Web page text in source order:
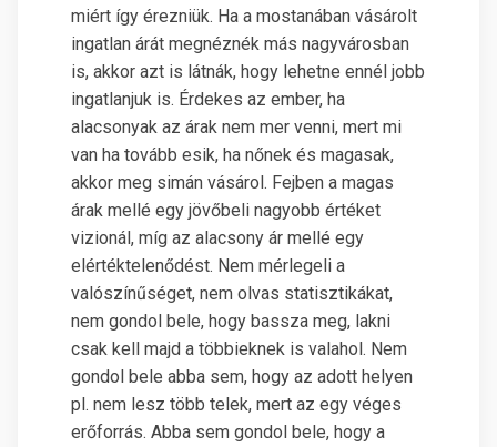
miért így érezniük. Ha a mostanában vásárolt
ingatlan árát megnéznék más nagyvárosban
is, akkor azt is látnák, hogy lehetne ennél jobb
ingatlanjuk is. Érdekes az ember, ha
alacsonyak az árak nem mer venni, mert mi
van ha tovább esik, ha nőnek és magasak,
akkor meg simán vásárol. Fejben a magas
árak mellé egy jövőbeli nagyobb értéket
vizionál, míg az alacsony ár mellé egy
elértéktelenődést. Nem mérlegeli a
valószínűséget, nem olvas statisztikákat,
nem gondol bele, hogy bassza meg, lakni
csak kell majd a többieknek is valahol. Nem
gondol bele abba sem, hogy az adott helyen
pl. nem lesz több telek, mert az egy véges
erőforrás. Abba sem gondol bele, hogy a